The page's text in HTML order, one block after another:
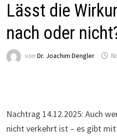
Lässt die
nach oder
von Dr. Joachim Dengler
Nachtrag 14.12.2025: Auch
nicht verkehrt ist – es gibt